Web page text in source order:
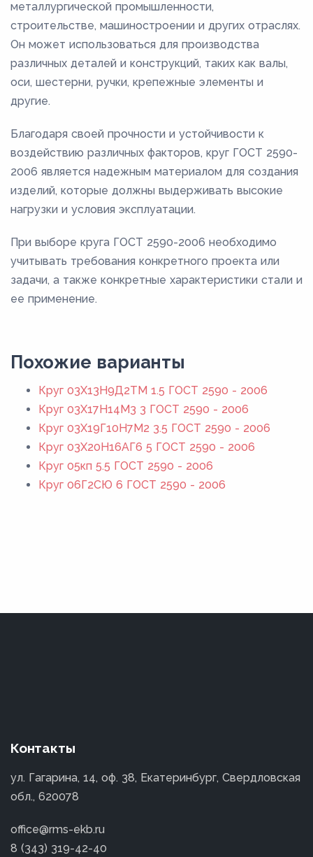
металлургической промышленности,
строительстве, машиностроении и других отраслях.
Он может использоваться для производства
различных деталей и конструкций, таких как валы,
оси, шестерни, ручки, крепежные элементы и
другие.
Благодаря своей прочности и устойчивости к
воздействию различных факторов, круг ГОСТ 2590-
2006 является надежным материалом для создания
изделий, которые должны выдерживать высокие
нагрузки и условия эксплуатации.
При выборе круга ГОСТ 2590-2006 необходимо
учитывать требования конкретного проекта или
задачи, а также конкретные характеристики стали и
ее применение.
Похожие варианты
Круг 03Х13Н9Д2ТМ 1.5 ГОСТ 2590 - 2006
Круг 03Х17Н14М3 3 ГОСТ 2590 - 2006
Круг 03Х19Г10Н7М2 3.5 ГОСТ 2590 - 2006
Круг 03Х20Н16АГ6 5 ГОСТ 2590 - 2006
Круг 05кп 5.5 ГОСТ 2590 - 2006
Круг 06Г2СЮ 6 ГОСТ 2590 - 2006
Контакты
ул. Гагарина, 14, оф. 38, Екатеринбург, Свердловская
обл., 620078
office@rms-ekb.ru
8 (343) 319-42-40